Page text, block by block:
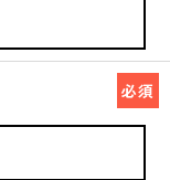
必須